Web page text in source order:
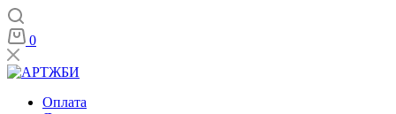
0
Оплата